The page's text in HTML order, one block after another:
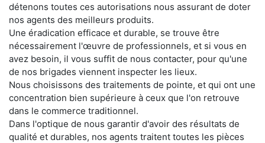
détenons toutes ces autorisations nous assurant de doter
nos agents des meilleurs produits.
Une éradication efficace et durable, se trouve être
nécessairement l'œuvre de professionnels, et si vous en
avez besoin, il vous suffit de nous contacter, pour qu'une
de nos brigades viennent inspecter les lieux.
Nous choisissons des traitements de pointe, et qui ont une
concentration bien supérieure à ceux que l'on retrouve
dans le commerce traditionnel.
Dans l'optique de nous garantir d'avoir des résultats de
qualité et durables, nos agents traitent toutes les pièces